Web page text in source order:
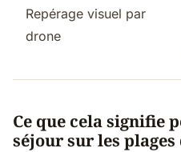
Repérage visuel par
drone
Ce que cela signifie
séjour sur les plages